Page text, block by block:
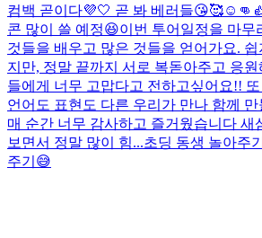
컴백 곧이다💜🤍 곧 봐 베러들
콘 많이 쓸 예정😆이번 투어일정을 마무
것들을 배우고 많은 것들을 얻어가요.
지만, 정말 끝까지 서로 복돋아주고 응
들에게 너무 고맙다고 전하고싶어요!!
언어도 표현도 다른 우리가 만나 함께 만
매 순간 너무 감사하고 즐거웠습니다 새
보면서 정말 많이 힘...초딩 동생 놀아주
주기😅